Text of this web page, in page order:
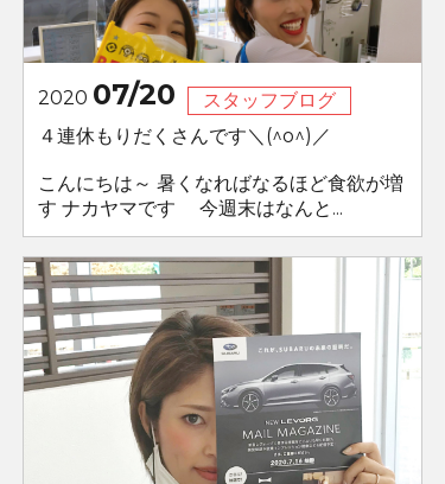
2020 07/20
スタッフブログ
４連休もりだくさんです＼(^o^)／
こんにちは～ 暑くなればなるほど食欲が増
す ナカヤマです 今週末はなんと...